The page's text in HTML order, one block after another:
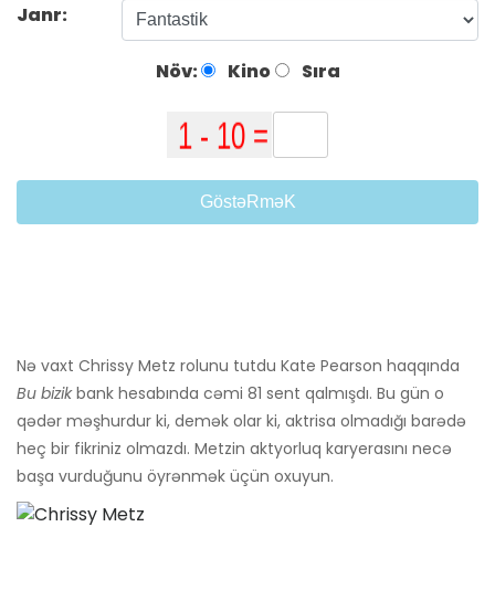
Janr:
Növ: Kino Sıra
GöstəRməK
Nə vaxt Chrissy Metz rolunu tutdu Kate Pearson haqqında
Bu bizikbank hesabında cəmi 81 sent qalmışdı. Bu gün o
qədər məşhurdur ki, demək olar ki, aktrisa olmadığı barədə
heç bir fikriniz olmazdı. Metzin aktyorluq karyerasını necə
başa vurduğunu öyrənmək üçün oxuyun.